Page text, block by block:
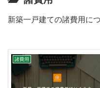
新築一戸建ての諸費用に
諸費用